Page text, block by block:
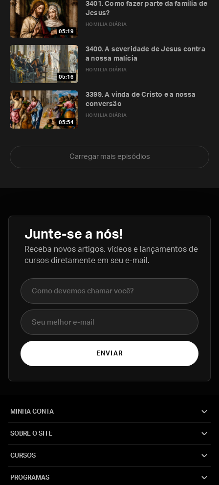
05:19
HOMILIA DIÁRIA
3401. Como fazer parte da família de
Jesus?
05:16
HOMILIA DIÁRIA
3400. A severidade de Jesus contra
a nossa malícia
05:54
HOMILIA DIÁRIA
3399. A vinda de Cristo e a nossa
conversão
Carregar mais episódios
Junte-se a nós!
Receba novos artigos, vídeos e lançamentos de
cursos diretamente em seu e-mail.
Nome completo
E-mail
ENVIAR
MINHA CONTA
SOBRE O SITE
CURSOS
PROGRAMAS